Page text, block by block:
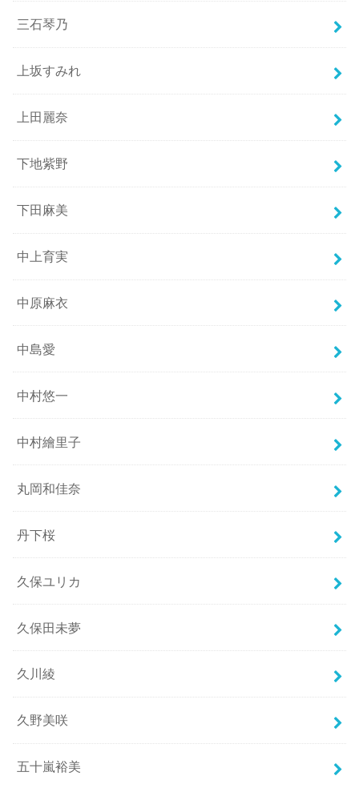
三石琴乃
上坂すみれ
上田麗奈
下地紫野
下田麻美
中上育実
中原麻衣
中島愛
中村悠一
中村繪里子
丸岡和佳奈
丹下桜
久保ユリカ
久保田未夢
久川綾
久野美咲
五十嵐裕美